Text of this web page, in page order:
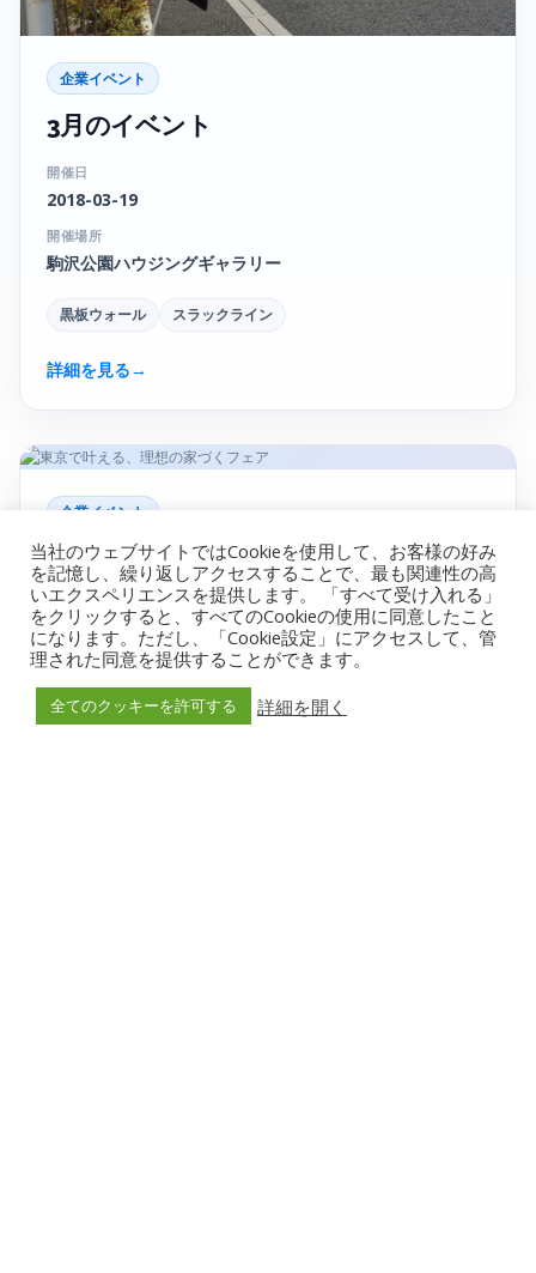
企業イベント
3月のイベント
開催日
2018-03-19
開催場所
駒沢公園ハウジングギャラリー
黒板ウォール スラックライン
詳細を見る→
企業イベント
東京で叶える、理想の家づくフェア
開催日
2018-04-18
開催場所
板橋高島平ハウジングステージ / 東京都
当社のウェブサイトではCookieを使用して、お客様の好み
を記憶し、繰り返しアクセスすることで、最も関連性の高
いエクスペリエンスを提供します。 「すべて受け入れる」
をクリックすると、すべてのCookieの使用に同意したこと
になります。ただし、「Cookie設定」にアクセスして、管
理された同意を提供することができます。
全てのクッキーを許可する 詳細を開く